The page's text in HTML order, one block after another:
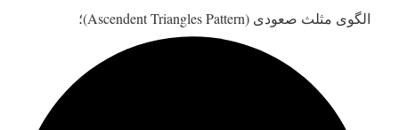
الگوی مثلث صعودی (Ascendent Triangles Pattern)؛